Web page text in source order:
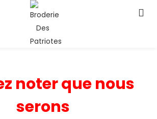
noter que nous
serons